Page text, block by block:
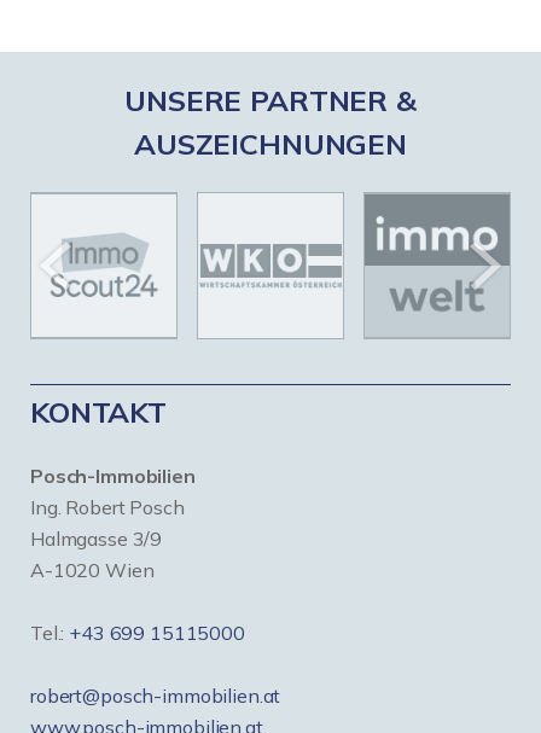
UNSERE PARTNER &
AUSZEICHNUNGEN
KONTAKT
Posch-Immobilien
Ing. Robert Posch
Halmgasse 3/9
A-1020 Wien
Tel.: +43 699 15115000
robert@posch-immobilien.at
www.posch-immobilien.at